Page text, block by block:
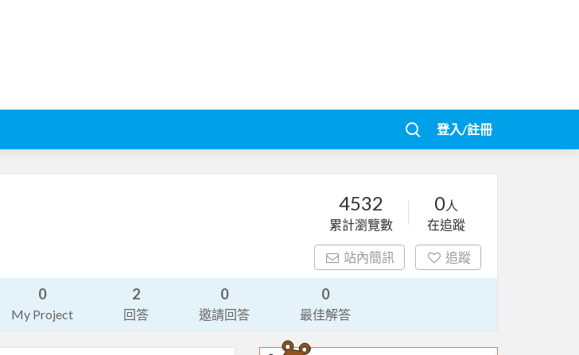
登入/註冊
4532
累計瀏覽數
0人
在追蹤
站內簡訊 追蹤
0
My Project
2
回答
0
邀請回答
0
最佳解答